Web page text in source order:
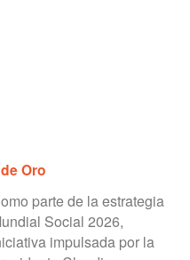
Oro
parte de la estrategia
Social 2026,
impulsada por la